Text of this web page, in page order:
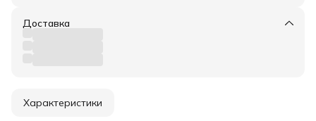
Доставка
Характеристики